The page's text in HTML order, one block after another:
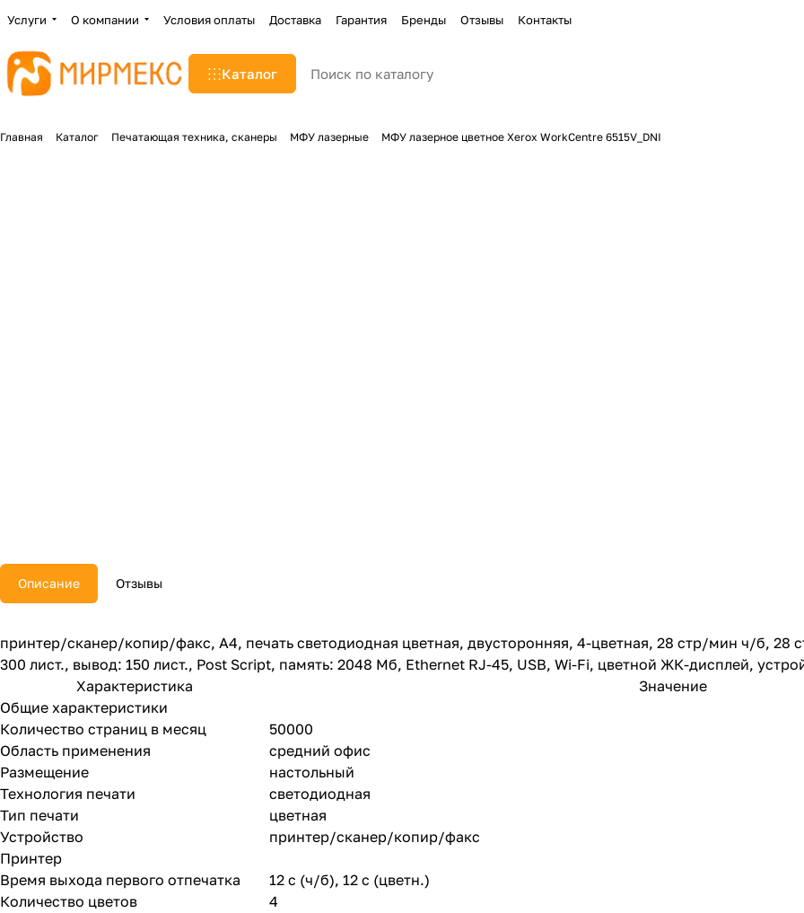
Услуги О компании Условия оплаты Доставка Гарантия Бренды Отзывы Контакты
Каталог
Главная Каталог Печатающая техника, сканеры МФУ лазерные МФУ лазерное цветное Xerox WorkCentre 6515V_DNI
Описание Отзывы
принтер/сканер/копир/факс, A4, печать светодиодная цветная, двусторонняя, 4-цветная, 28 стр/мин ч/б, 28
300 лист., вывод: 150 лист., Post Script, память: 2048 Мб, Ethernet RJ-45, USB, Wi-Fi, цветной ЖК-дисплей,
Характеристика
Значение
Общие характеристики
Количество страниц в месяц
50000
Область применения
средний офис
Размещение
настольный
Технология печати
светодиодная
Тип печати
цветная
Устройство
принтер/сканер/копир/факс
Принтер
Время выхода первого отпечатка
12 c (ч/б), 12 c (цветн.)
Количество цветов
4